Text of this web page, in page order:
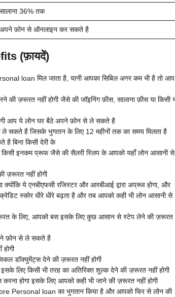
सालाना 36% तक
अपने फ़ोन से ऑनलाइन कर सकते है
(फ़ायदें)
loan मिल जाता है, यानी आपका सिबिल अगर कम भी है तो आप
की ज़रूरत नहीं होगी जैसे की जॉइनिंग फ़ीस, सालाना फ़ीस या किसी
आप ये लोन घर बैठे अपने फ़ोन से ले सकते है
है जिसके भुगतान के लिए 12 महीनों तक का समय मिलता है
बिना किसी देरी के
किसी इनकम प्रूफ जैसे की सैलरी स्लिप के आपको यहाँ लोन आसानी से
ज़रूरत नहीं होगी
ये एनबीएफसी रजिस्टर और आरबीआई द्वारा अप्रूव होगा, और
स्कोर धीरे धीरे बढ़ता है और तब आपको कही भी लोन आसानी से
के लिए, आपको बस इसके लिए कुछ आसान से स्टेप लेने की ज़रूरत
फ़ोन से ले सकते है
डॉक्युमेंट्स देने की ज़रूरत नहीं होगी
लिए किसी भी तरह का अतिरिक्त शुल्क देने की ज़रूरत नहीं होगी
होगा इसके लिए आपको कही भी जाने की ज़रूरत नहीं होगी
Personal loan का भुगतान किया है और आपको फिर से लोन की